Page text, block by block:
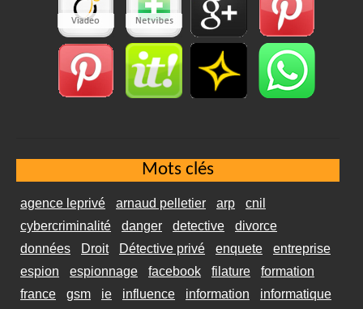
Mots clés
agence leprivé arnaud pelletier arp
cnil
cybercriminalité
danger detective
divorce
données
Droit Détective privé enquete
entreprise
espion
espionnage facebook filature
formation
france
gsm ie influence information informatique